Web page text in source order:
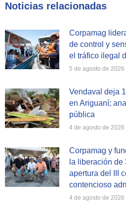
Noticias relacionadas
Corpamag
de control y
el tráfico ilegal
5 de agosto de 2026
Vendaval deja
en Ariguaní;
pública
4 de agosto de 2026
Corpamag y
la liberación de
apertura del III
contencioso
4 de agosto de 2026